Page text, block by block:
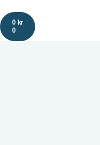
0 kr
0